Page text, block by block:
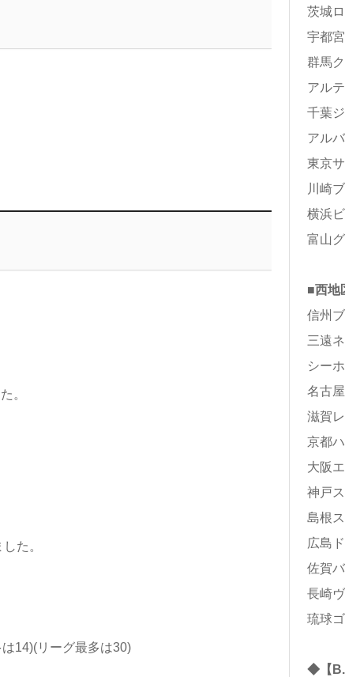
。
た。
14)(リーグ最多は30)
茨城
宇都
群馬
アル
千葉
アル
東京
川崎
横浜
富山
■西地
信州
三遠
シー
名古
滋賀
京都
大阪
神戸
島根
広島
佐賀
長崎
琉球
◆【